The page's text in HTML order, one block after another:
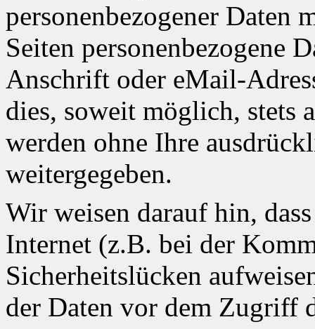
personenbezogener Daten
Seiten personenbezogene
Anschrift oder eMail-
dies, soweit möglich, stets
werden ohne Ihre
weitergegeben.
Wir weisen darauf hin,
Internet (z.B. bei der
Sicherheitslücken
der Daten vor dem Zugriff